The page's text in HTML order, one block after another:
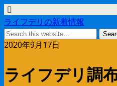
ライフデリの新着情報
2020年9月17日
ライフデリ調